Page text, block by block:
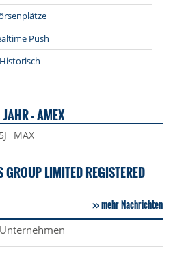
Push
Historisch
- AMEX
5J MAX
LIMITED REGISTERED
mehr Nachrichten